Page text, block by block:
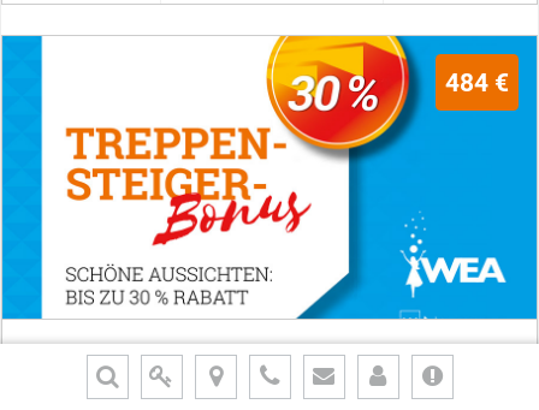
484 €
Hier wird Treppensteigen belohnt!
Cölpiner Str. 1, 17034 Neubrandenburg